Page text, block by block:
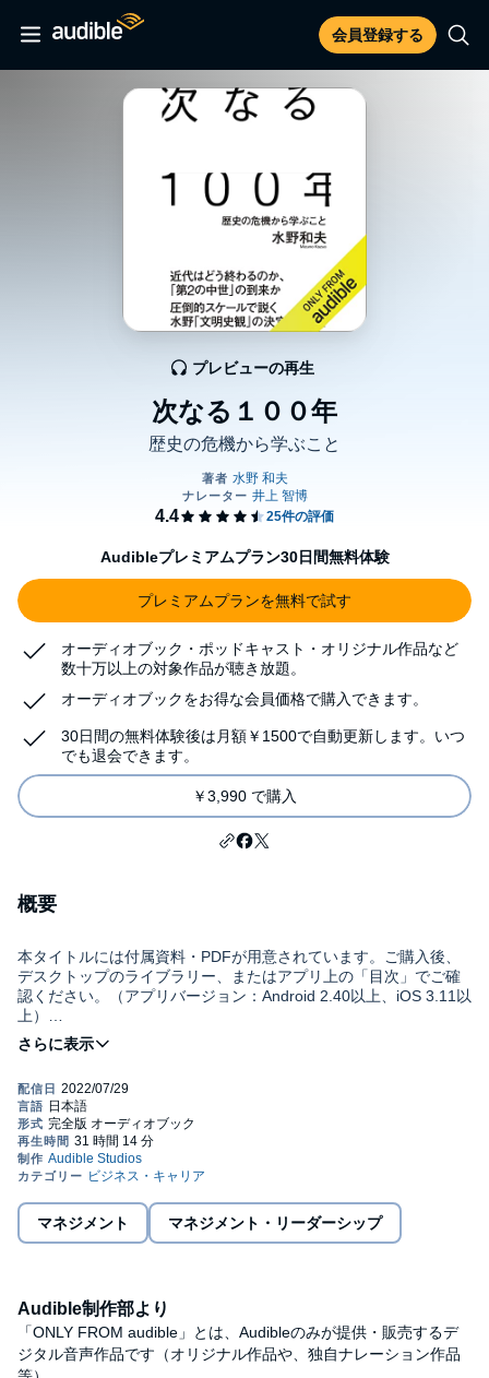
会員登録する
次なる１００年
歴史の危機から学ぶこと
プレビューの再生
Audibleプレミアムプラン30日間無料体験
プレミアムプランを無料で試す
オーディオブック・ポッドキャスト・オリジナル作品など
数十万以上の対象作品が聴き放題。
オーディオブックをお得な会員価格で購入できます。
30日間の無料体験後は月額￥1500で自動更新します。いつ
でも退会できます。
￥3,990 で購入
概要
本タイトルには付属資料・PDFが用意されています。ご購入後、
デスクトップのライブラリー、またはアプリ上の「目次」でご確
認ください。（アプリバージョン：Android 2.40以上、iOS 3.11以
上）
近代はどう終わるのか、「第２の中世」は到来するか
13世紀以降の社会は「数字（利益）は嘘をつかない」という前提
の上に成り立っている。「神は嘘をつかない」という前提で成り
立っていた中世キリスト教社会が崩壊していったのは「神が嘘を
ついた」からであって、人々は来世の天国よりも現世の暮らし向
きが年々よくなっていく資本を信じるようになった。そこで、13
世紀に教会は利子を認め信者を引き留めた。ところが、21世紀に
なって、「数字は嘘をつかない」という前提が揺らいでいる。現
在は13世紀の身分社会以上に所得の不平等が広がっている。
（略）
「21世紀の社会はいかなる方向に向かうか」であるが、社会の在
の中心概念は、21世紀においてはもはやコイン（硬貨）ではな
い。イコン（聖像）が嘘をついたので、嘘をつかない数字を人々
る必要がある。
観念から解放され、人間の本質について考える時間を手に入れ
た。瞑想しても人間の本質はわからないので、「古典」あるいは
芸術を学ぶ必要がある。ゼロ金利とは現在と将来の時差がなくな
って、現在も将来も同じ価値となったことを意味する。将来もっ
マネジメント マネジメント・リーダーシップ
Audible制作部より
「ONLY FROM audible」とは、Audibleのみが提供・販売するデ
ジタル音声作品です（オリジナル作品や、独自ナレーション作品